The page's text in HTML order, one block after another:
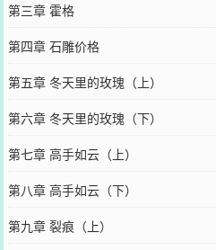
第三章 霍格
第四章 石雕价格
第五章 冬天里的玫瑰（上）
第六章 冬天里的玫瑰（下）
第七章 高手如云（上）
第八章 高手如云（下）
第九章 裂痕（上）